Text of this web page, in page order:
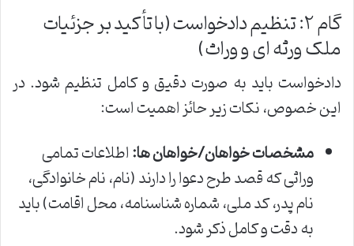
گام ۲: تنظیم دادخواست (با تأکید بر جزئیات
ملک ورثه ای و وراث)
دادخواست باید به صورت دقیق و کامل تنظیم شود. در
این خصوص، نکات زیر حائز اهمیت است:
مشخصات خواهان/خواهان ها:اطلاعات تمامی
وراثی که قصد طرح دعوا را دارند (نام، نام خانوادگی،
نام پدر، کد ملی، شماره شناسنامه، محل اقامت) باید
به دقت و کامل ذکر شود.